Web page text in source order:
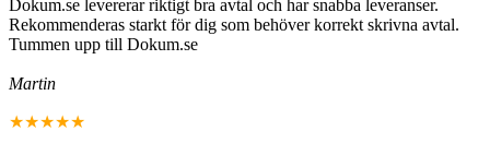
Dokum.se levererar riktigt bra avtal och har snabba leveranser.
Rekommenderas starkt för dig som behöver korrekt skrivna avtal.
Tummen upp till Dokum.se
Martin
★★★★★